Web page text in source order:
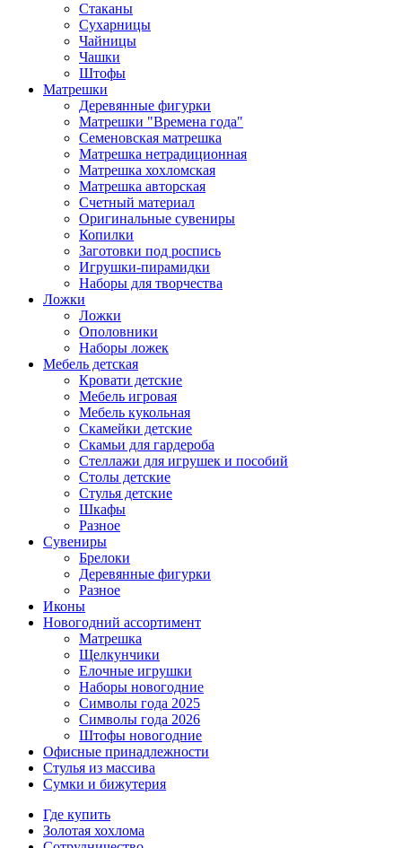
Стаканы
Сухарницы
Чайницы
Чашки
Штофы
Матрешки
Деревянные фигурки
Матрешки "Времена года"
Семеновская матрешка
Матрешка нетрадиционная
Матрешка хохломская
Матрешка авторская
Счетный материал
Оригинальные сувениры
Копилки
Заготовки под роспись
Игрушки-пирамидки
Наборы для творчества
Ложки
Ложки
Ополовники
Наборы ложек
Мебель детская
Кровати детские
Мебель игровая
Мебель кукольная
Скамейки детские
Скамьи для гардероба
Стеллажи для игрушек и пособий
Столы детские
Стулья детские
Шкафы
Разное
Сувениры
Брелоки
Деревянные фигурки
Разное
Иконы
Новогодний ассортимент
Матрешка
Щелкунчики
Елочные игрушки
Наборы новогодние
Символы года 2025
Символы года 2026
Штофы новогодние
Офисные принадлежности
Стулья из массива
Сумки и бижутерия
Где купить
Золотая хохлома